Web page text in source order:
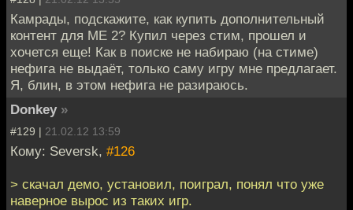
Камрады, подскажите, как купить дополнительный
контент для МЕ 2? Купил через стим, прошел и
хочется еще! Как в поиске не набираю (на стиме)
нефига не выдаёт, только саму игру мне предлагает.
Я, блин, в этом нефига не разираюсь.
Donkey »
#129 | 21.02.12 13:59
Кому: Seversk, #126
> скачал демо, установил, поиграл, понял что уже
наверное вырос из таких игр.